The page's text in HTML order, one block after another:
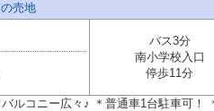
売地
バス3分
南小学校入口
停歩11分
ルコニー広々♪ ＊普通車1台駐車可！